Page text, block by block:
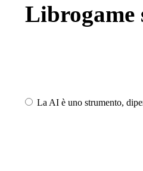
Librogame
La AI è uno strumento,